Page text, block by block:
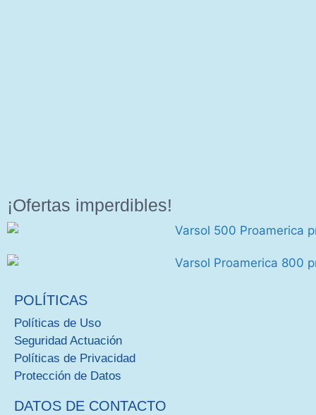
¡Ofertas imperdibles!
POLÍTICAS
Políticas de Uso
Seguridad Actuación
Políticas de Privacidad
Protección de Datos
DATOS DE CONTACTO